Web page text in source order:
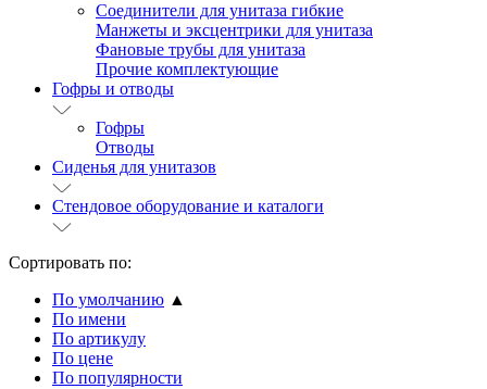
Соединители для унитаза гибкие
Манжеты и эксцентрики для унитаза
Фановые трубы для унитаза
Прочие комплектующие
Гофры и отводы
Гофры
Отводы
Сиденья для унитазов
Стендовое оборудование и каталоги
Сортировать по:
По умолчанию ▲
По имени
По артикулу
По цене
По популярности